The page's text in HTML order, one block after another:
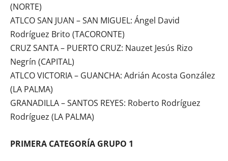
(NORTE)
ATLCO SAN JUAN – SAN MIGUEL: Ángel David
Rodríguez Brito (TACORONTE)
CRUZ SANTA – PUERTO CRUZ: Nauzet Jesús Rizo
Negrín (CAPITAL)
ATLCO VICTORIA – GUANCHA: Adrián Acosta González
(LA PALMA)
GRANADILLA – SANTOS REYES: Roberto Rodríguez
Rodríguez (LA PALMA)
PRIMERA CATEGORÍA GRUPO 1